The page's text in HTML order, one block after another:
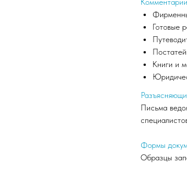
Готовые
Книги и
Письма
Формы
Образцы